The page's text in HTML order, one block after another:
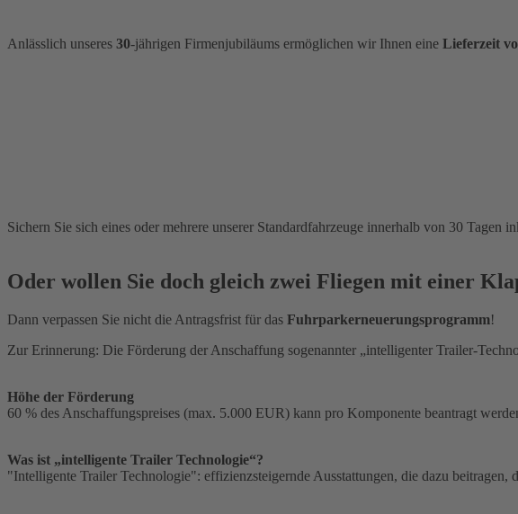
Anlässlich unseres 30-jährigen Firmenjubiläums ermöglichen wir Ihnen eine Lieferzeit
Sichern Sie sich eines oder mehrere unserer Standardfahrzeuge innerhalb von 30 Tagen
Oder wollen Sie doch gleich zwei Fliegen mit einer
Dann verpassen Sie nicht die Antragsfrist für das Fuhrparkerneuerungsprogramm!
Zur Erinnerung: Die Förderung der Anschaffung sogenannter „intelligenter Trailer-
Höhe der Förderung
60 % des Anschaffungspreises (max. 5.000 EUR) kann pro Komponente beantragt
Was ist „intelligente Trailer Technologie“?
"Intelligente Trailer Technologie": effizienzsteigernde Ausstattungen, die dazu